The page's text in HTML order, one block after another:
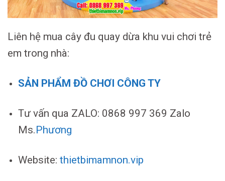
Liên hệ mua cây đu quay dừa khu vui chơi trẻ
em trong nhà:
SẢN PHẨM ĐỒ CHƠI CÔNG TY
Tư vấn qua ZALO: 0868 997 369 Zalo
Ms.Phương
Website: thietbimamnon.vip